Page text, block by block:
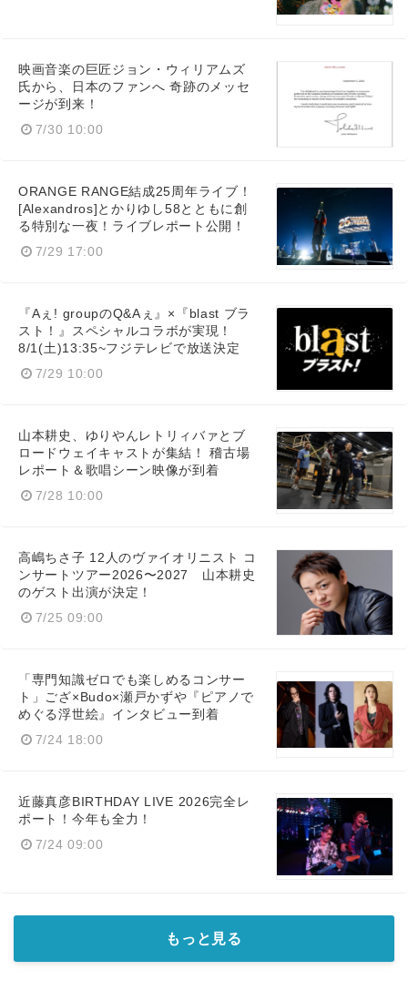
映画音楽の巨匠ジョン・ウィリアムズ
氏から、日本のファンへ 奇跡のメッセ
ージが到来！
7/30 10:00
ORANGE RANGE結成25周年ライブ！
[Alexandros]とかりゆし58とともに創
る特別な一夜！ライブレポート公開！
7/29 17:00
『Aぇ! groupのQ&Aぇ』×『blast ブラ
スト！』スペシャルコラボが実現！
8/1(土)13:35~フジテレビで放送決定
7/29 10:00
山本耕史、ゆりやんレトリィバァとブ
ロードウェイキャストが集結！ 稽古場
レポート＆歌唱シーン映像が到着
7/28 10:00
高嶋ちさ子 12人のヴァイオリニスト コ
ンサートツアー2026〜2027 山本耕史
のゲスト出演が決定！
7/25 09:00
「専門知識ゼロでも楽しめるコンサー
ト」ござ×Budo×瀬戸かずや『ピアノで
めぐる浮世絵』インタビュー到着
7/24 18:00
近藤真彦BIRTHDAY LIVE 2026完全レ
ポート！今年も全力！
7/24 09:00
もっと見る